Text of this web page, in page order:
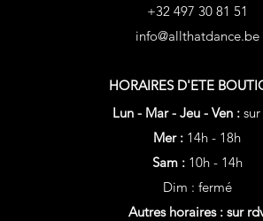
+32 497 30 81 51
info@allthatdance.be
HORAIRES D'ETE
Lun - Mar - Jeu - Ven :
Mer : 14h - 18h
Sam : 10h - 14h
Dim : fermé
Autres horaires : sur